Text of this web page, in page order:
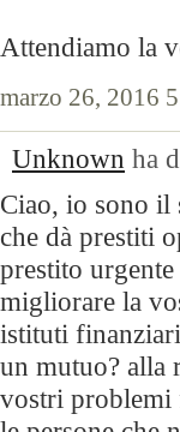
Attendiamo la
marzo 26, 2016
Unknown ha
Ciao, io sono il
che dà prestiti
prestito
migliorare la
istituti
un mutuo? alla
vostri problemi